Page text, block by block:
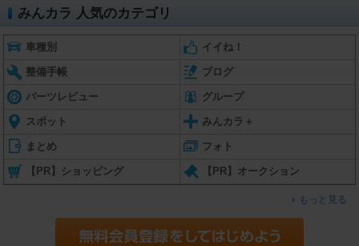
みんカラ 人気のカテゴリ
車種別 イイね！
整備手帳 ブログ
パーツレビュー グループ
スポット みんカラ＋
まとめ フォト
【PR】ショッピング 【PR】オークション
もっと見る